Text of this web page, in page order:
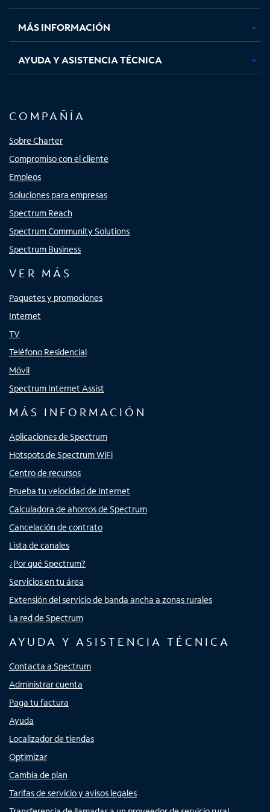
nuevanuevanuevanueva
MÁS INFORMACIÓN
AYUDA Y ASISTENCIA TÉCNICA
COMPAÑÍA
Sobre Charter
Compromiso con el cliente
Empleos
Soluciones para empresas
Spectrum Reach
Spectrum Community Solutions
Spectrum Business
VER MÁS
Paquetes y promociones
Internet
TV
Teléfono Residencial
Móvil
Spectrum Internet Assist
MÁS INFORMACIÓN
Aplicaciones de Spectrum
Hotspots de Spectrum WiFi
Centro de recursos
Prueba tu velocidad de Internet
Calculadora de ahorros de Spectrum
Cancelación de contrato
Lista de canales
¿Por qué Spectrum?
Servicios en tu área
Extensión del servicio de banda ancha a zonas rurales
La red de Spectrum
AYUDA Y ASISTENCIA TÉCNICA
Contacta a Spectrum
Administrar cuenta
Paga tu factura
Ayuda
Localizador de tiendas
Optimizar
Cambia de plan
Tarifas de servicio y avisos legales